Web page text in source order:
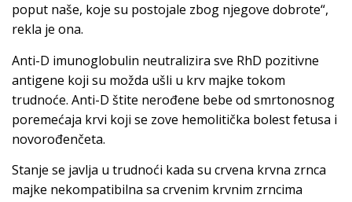
poput naše, koje su postojale zbog njegove dobrote“,
rekla je ona.
Anti-D imunoglobulin neutralizira sve RhD pozitivne
antigene koji su možda ušli u krv majke tokom
trudnoće. Anti-D štite nerođene bebe od smrtonosnog
poremećaja krvi koji se zove hemolitička bolest fetusa i
novorođenčeta.
Stanje se javlja u trudnoći kada su crvena krvna zrnca
majke nekompatibilna sa crvenim krvnim zrncima